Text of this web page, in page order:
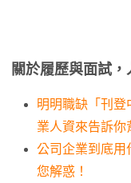
關於履歷與面試，
明明職缺「刊登
業人資來告訴你
公司企業到底用
您解惑！